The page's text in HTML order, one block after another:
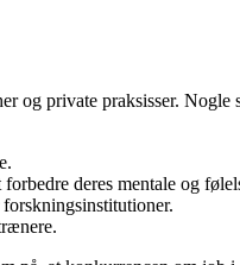
og private praksisser. Nogle
deres mentale og